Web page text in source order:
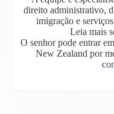
direito administrativo,
imigração e
Leia mais
O senhor pode entrar
New Zealand por